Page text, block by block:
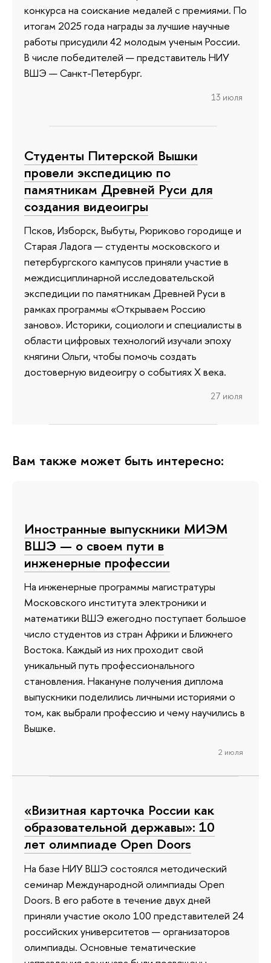
конкурса на соискание медалей с премиями. По
итогам 2025 года награды за лучшие научные
работы присудили 42 молодым ученым России.
В числе победителей — представитель НИУ
ВШЭ — Санкт-Петербург.
13 июля
Студенты Питерской Вышки
провели экспедицию по
памятникам Древней Руси для
создания видеоигры
Псков, Изборск, Выбуты, Рюриково городище и
Старая Ладога — студенты московского и
петербургского кампусов приняли участие в
междисциплинарной исследовательской
экспедиции по памятникам Древней Руси в
рамках программы «Открываем Россию
заново». Историки, социологи и специалисты в
области цифровых технологий изучали эпоху
княгини Ольги, чтобы помочь создать
достоверную видеоигру о событиях X века.
27 июля
Вам также может быть интересно:
Иностранные выпускники МИЭМ
ВШЭ — о своем пути в
инженерные профессии
На инженерные программы магистратуры
Московского института электроники и
математики ВШЭ ежегодно поступает большое
число студентов из стран Африки и Ближнего
Востока. Каждый из них проходит свой
уникальный путь профессионального
становления. Накануне получения диплома
выпускники поделились личными историями о
том, как выбрали профессию и чему научились в
Вышке.
2 июля
«Визитная карточка России как
образовательной державы»: 10
лет олимпиаде Open Doors
На базе НИУ ВШЭ состоялся методический
семинар Международной олимпиады Open
Doors. В его работе в течение двух дней
приняли участие около 100 представителей 24
российских университетов — организаторов
олимпиады. Основные тематические